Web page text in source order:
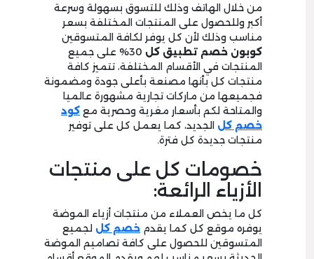
من خلال الهاتف وذلك للتسوق بسهولة وسرعة
أكبر وللحصول على المنتجات المختلفة بسعر
مناسب وذلك لأن كل يوفر لكافة المتسوقين
كوبون خصم تطبيق كل
30% على جميع
المنتجات في الأقسام المختلفة، تتميز كافة
منتجات كل بأنها مصنعة بأعلى جودة ومضمونة
فجميعها من ماركات تجارية مشهورة عالميا
والمتاحة لكم بأسعار مغرية وحصرية مع كود
خصم كل الجديد، كما يعمل كل على توفير
منتجات جديدة كل فترة.
خصومات كل على منتجات
الأزياء الرائعة:
كل ما يخص العملاء من منتجات أزياء الموضة
يوفره موقع كل كما يقدم خصم كل لجميع
المتسوقين للحصول على كافة تصاميم الموضة